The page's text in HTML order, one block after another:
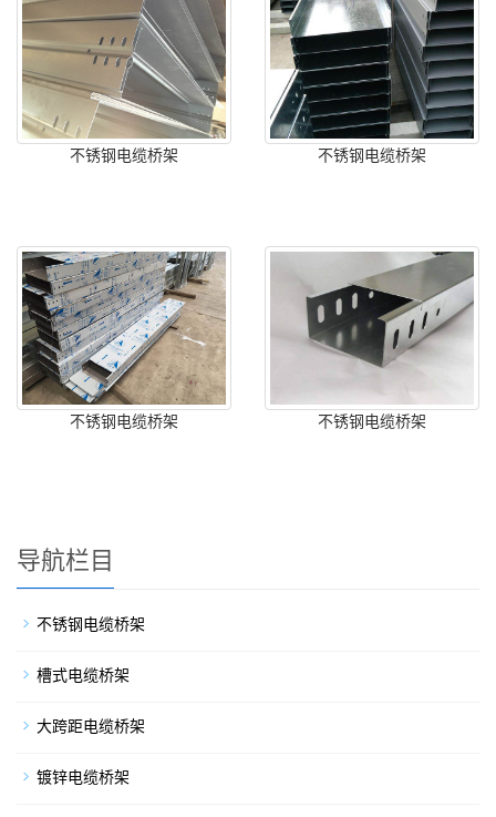
不锈钢电缆桥架 不锈钢电缆桥架
不锈钢电缆桥架 不锈钢电缆桥架
导航栏目
不锈钢电缆桥架
槽式电缆桥架
大跨距电缆桥架
镀锌电缆桥架